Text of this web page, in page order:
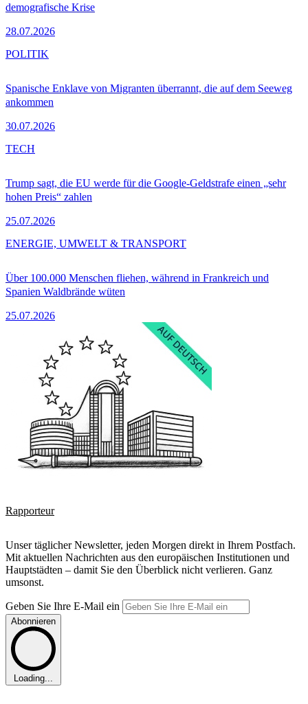
demografische Krise
28.07.2026
Spanische Enklave von Migranten überrannt, die auf dem Seeweg
ankommen
30.07.2026
POLITIK
Trump sagt, die EU werde für die Google-Geldstrafe einen „sehr
hohen Preis“ zahlen
25.07.2026
TECH
Über 100.000 Menschen fliehen, während in Frankreich und
Spanien Waldbrände wüten
25.07.2026
ENERGIE, UMWELT & TRANSPORT
Rapporteur
Unser täglicher Newsletter, jeden Morgen direkt in Ihrem Postfach.
Mit aktuellen Nachrichten aus den europäischen Institutionen und
Hauptstädten – damit Sie den Überblick nicht verlieren. Ganz
umsonst.
Geben Sie Ihre E-Mail ein
Abonnieren
Loading...